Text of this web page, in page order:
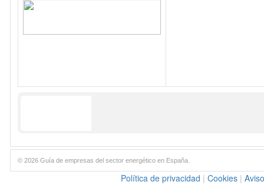
© 2026 Guía de empresas del sector energético en España.
Política de privacidad | Cookies |